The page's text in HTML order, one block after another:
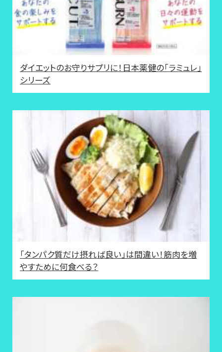
ダイエットのお守りサプリに！日本薬健の「ラミュレ」
シリーズ
「タンパク質だけ摂れば良い」は間違い！筋肉を増
やすために何食べる？